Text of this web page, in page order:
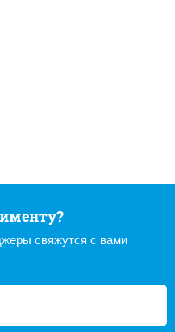
свяжутся с вами